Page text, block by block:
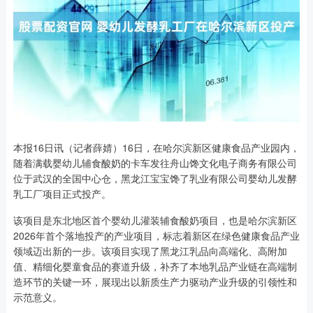
本报16日讯（记者薛婧）16日，在哈尔滨新区健康食品产业园内，
随着满载婴幼儿辅食酸奶的卡车发往舟山馋文化电子商务有限公司
位于武汉的全国中心仓，黑龙江宝宝馋了乳业有限公司婴幼儿发酵
乳工厂项目正式投产。
该项目是东北地区首个婴幼儿灌装辅食酸奶项目，也是哈尔滨新区
2026年首个落地投产的产业项目，标志着新区在绿色健康食品产业
领域迈出新的一步。该项目实现了黑龙江乳品向高端化、高附加
值、精细化婴童食品的赛道升级，补齐了本地乳品产业链在高端制
造环节的关键一环，展现出以新质生产力驱动产业升级的引领性和
示范意义。